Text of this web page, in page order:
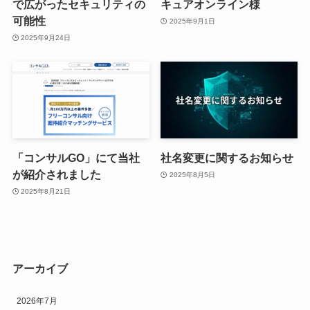
で広がったセキュリティの
可能性
2025年9月24日
キュアオンライン様
2025年9月1日
「コンサルGO」にて当社
が紹介されました
2025年8月21日
社名変更に関するお知らせ
2025年8月5日
アーカイブ
2026年7月